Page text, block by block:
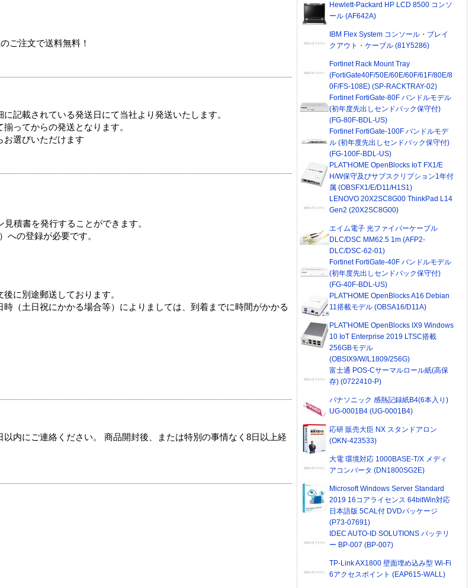
ご注文で送料無料！
記載されている発送日にて当社より発送いたします。
ってからの発送となります。
選びいただけます
積書を発行することができます。
への登録が必要です。
に別途郵送しております。
（土日祝にかかる場合等）によりましては、到着までに時間がかかる
内にご連絡ください。 商品開封後、または特別の事情なく8日以上経
Hewlett-Packard HP LCD 8500 コンソ
ール (AF642A)
IBM Flex System コンソール・ブレイ
クアウト・ケーブル (81Y5286)
Fortinet Rack Mount Tray
(FortiGate40F/50E/60E/60F/61F/80E/8
0F/FS-108E) (SP-RACKTRAY-02)
Fortinet FortiGate-80F バンドルモデル
(初年度先出しセンドバック保守付)
(FG-80F-BDL-US)
Fortinet FortiGate-100F バンドルモデ
ル (初年度先出しセンドバック保守付)
(FG-100F-BDL-US)
PLAT'HOME OpenBlocks IoT FX1/E
H/W保守及びサブスクリプション1年付
属 (OBSFX1/E/D11/H1S1)
LENOVO 20X2SC8G00 ThinkPad L14
Gen2 (20X2SC8G00)
エイム電子 光ファイバーケーブル
DLC/DSC MM62.5 1m (AFP2-
DLC/DSC-62-01)
Fortinet FortiGate-40F バンドルモデル
(初年度先出しセンドバック保守付)
(FG-40F-BDL-US)
PLAT'HOME OpenBlocks A16 Debian
11搭載モデル (OBSA16/D11A)
PLAT'HOME OpenBlocks IX9 Windows
10 IoT Enterprise 2019 LTSC搭載
256GBモデル
(OBSIX9/W/L1809/256G)
富士通 POS-Cサーマルロール紙(高保
存) (0722410-P)
パナソニック 感熱記録紙B4(6本入り)
UG-0001B4 (UG-0001B4)
応研 販売大臣 NX スタンドアロン
(OKN-423533)
大電 環境対応 1000BASE-T/X メディ
アコンバータ (DN1800SG2E)
Microsoft Windows Server Standard
2019 16コアライセンス 64bitWin対応
日本語版 5CAL付 DVDパッケージ
(P73-07691)
IDEC AUTO-ID SOLUTIONS バッテリ
ー BP-007 (BP-007)
TP-Link AX1800 壁面埋め込み型 Wi-Fi
6アクセスポイント (EAP615-WALL)